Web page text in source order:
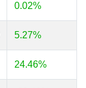
0.02%
5.27%
24.46%